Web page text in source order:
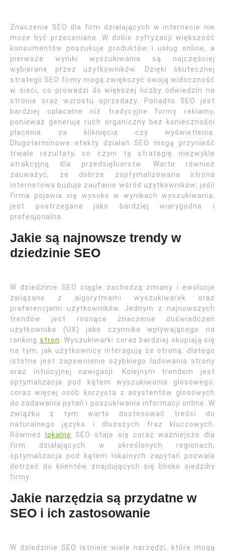
Znaczenie SEO dla firm działających w internecie nie
może być przeceniane. W dobie cyfryzacji większość
konsumentów poszukuje produktów i usług online, a
pierwsze wyniki wyszukiwania są najczęściej
wybierane przez użytkowników. Dzięki skutecznej
strategii SEO firmy mogą zwiększyć swoją widoczność
w sieci, co prowadzi do większej liczby odwiedzin na
stronie oraz wzrostu sprzedaży. Ponadto SEO jest
bardziej opłacalne niż tradycyjne formy reklamy,
ponieważ generuje ruch organiczny bez konieczności
płacenia za kliknięcia czy wyświetlenia.
Długoterminowe efekty działań SEO mogą przynieść
trwałe rezultaty, co czyni tę strategię niezwykle
atrakcyjną dla przedsiębiorstw. Warto również
zauważyć, że dobrze zoptymalizowana strona
internetowa buduje zaufanie wśród użytkowników; jeśli
firma pojawia się wysoko w wynikach wyszukiwania,
jest postrzegana jako bardziej wiarygodna i
profesjonalna.
Jakie są najnowsze trendy w
dziedzinie SEO
W dziedzinie SEO ciągle zachodzą zmiany i ewolucje
związane z algorytmami wyszukiwarek oraz
preferencjami użytkowników. Jednym z najnowszych
trendów jest rosnące znaczenie doświadczeń
użytkownika (UX) jako czynnika wpływającego na
ranking stron . Wyszukiwarki coraz bardziej skupiają się
na tym, jak użytkownicy interagują ze stroną; dlatego
istotne jest zapewnienie szybkiego ładowania strony
oraz intuicyjnej nawigacji. Kolejnym trendem jest
optymalizacja pod kątem wyszukiwania głosowego;
coraz więcej osób korzysta z asystentów głosowych
do zadawania pytań i poszukiwania informacji online. W
związku z tym warto dostosować treści do
naturalnego języka i dłuższych fraz kluczowych.
Również
lokalne
SEO staje się coraz ważniejsze dla
firm działających w określonych regionach;
optymalizacja pod kątem lokalnych zapytań pozwala
dotrzeć do klientów znajdujących się blisko siedziby
firmy.
Jakie narzędzia są przydatne w
SEO i ich zastosowanie
W dziedzinie SEO istnieje wiele narzędzi, które mogą